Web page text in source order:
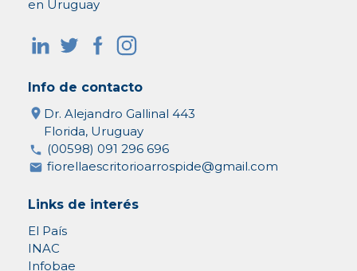
en Uruguay
Info de contacto
Dr. Alejandro Gallinal 443
Florida, Uruguay
(00598) 091 296 696
fiorellaescritorioarrospide@gmail.com
Links de interés
El País
INAC
Infobae